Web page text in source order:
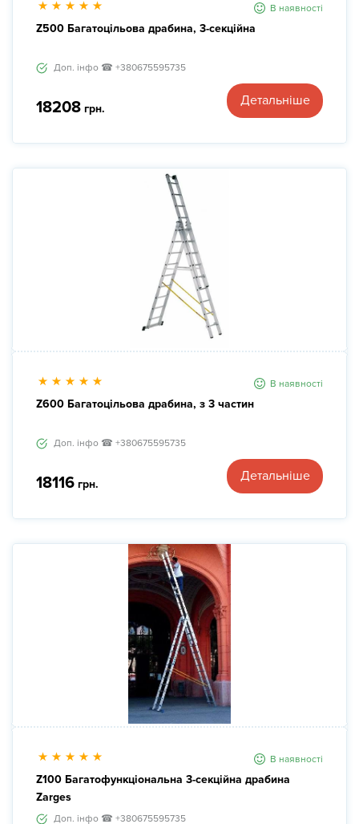
В наявності
Z500 Багатоцільова драбина, 3-секційна
Доп. інфо ☎ +380675595735
18208 грн.
Детальніше
В наявності
Z600 Багатоцільова драбина, з 3 частин
Доп. інфо ☎ +380675595735
18116 грн.
Детальніше
В наявності
Z100 Багатофункціональна 3-секційна драбина
Zarges
Доп. інфо ☎ +380675595735